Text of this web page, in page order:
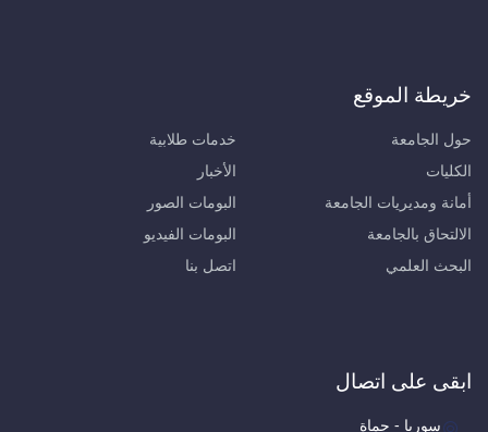
خريطة الموقع
حول الجامعة
الكليات
أمانة ومديريات الجامعة
الالتحاق بالجامعة
البحث العلمي
خدمات طلابية
الأخبار
البومات الصور
البومات الفيديو
اتصل بنا
ابقى على اتصال
سوريا - حماة